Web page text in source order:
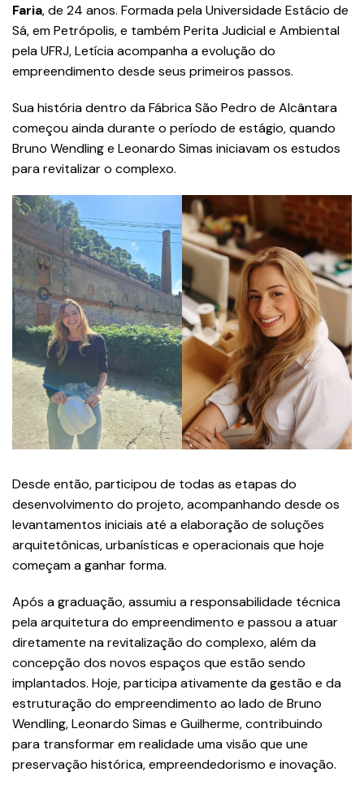
Faria, de 24 anos. Formada pela Universidade Estácio de
Sá, em Petrópolis, e também Perita Judicial e Ambiental
pela UFRJ, Letícia acompanha a evolução do
empreendimento desde seus primeiros passos.
Sua história dentro da Fábrica São Pedro de Alcântara
começou ainda durante o período de estágio, quando
Bruno Wendling e Leonardo Simas iniciavam os estudos
para revitalizar o complexo.
Desde então, participou de todas as etapas do
desenvolvimento do projeto, acompanhando desde os
levantamentos iniciais até a elaboração de soluções
arquitetônicas, urbanísticas e operacionais que hoje
começam a ganhar forma.
Após a graduação, assumiu a responsabilidade técnica
pela arquitetura do empreendimento e passou a atuar
diretamente na revitalização do complexo, além da
concepção dos novos espaços que estão sendo
implantados. Hoje, participa ativamente da gestão e da
estruturação do empreendimento ao lado de Bruno
Wendling, Leonardo Simas e Guilherme, contribuindo
para transformar em realidade uma visão que une
preservação histórica, empreendedorismo e inovação.